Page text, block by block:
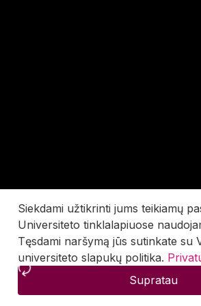
Siekdami užtikrinti jums teikiamų
Universiteto tinklalapiuose
Tęsdami naršymą jūs sutinkate su
universiteto slapukų politika.
Supratau